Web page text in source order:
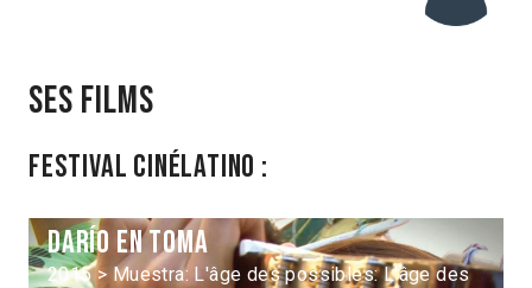
Ses films
Festival Cinélatino :
Darío en toma
2015 > Muestra: L'âge des possibles: L'âge des